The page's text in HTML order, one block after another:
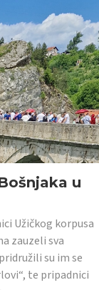
u
Užičkog korpusa
zauzeli sva
su im se
te pripadnici